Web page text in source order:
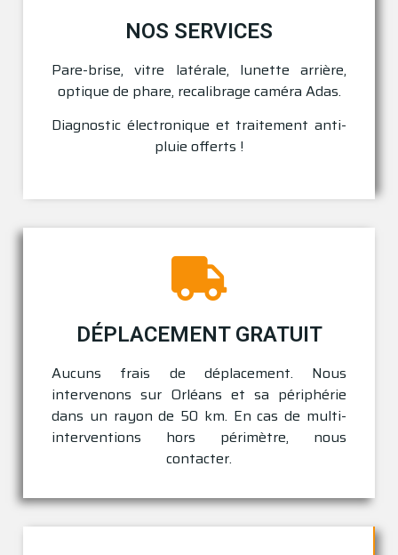
NOS SERVICES
Pare-brise, vitre latérale, lunette arrière,
optique de phare, recalibrage caméra Adas.
Diagnostic électronique et traitement anti-
pluie offerts !
DÉPLACEMENT GRATUIT
Aucuns frais de déplacement. Nous
intervenons sur Orléans et sa périphérie
dans un rayon de 50 km. En cas de multi-
interventions hors périmètre, nous
contacter.